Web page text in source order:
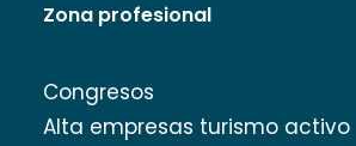
Zona profesional
Congresos
Alta empresas turismo activo